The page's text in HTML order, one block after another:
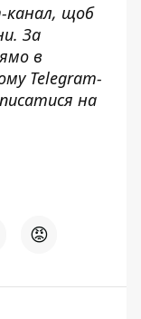
канал, щоб
За
в
Telegram-
на
😡